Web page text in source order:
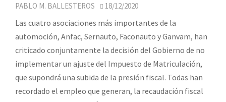
PABLO M. BALLESTEROS 18/12/2020
Las cuatro asociaciones más importantes de la
automoción, Anfac, Sernauto, Faconauto y Ganvam, han
criticado conjuntamente la decisión del Gobierno de no
implementar un ajuste del Impuesto de Matriculación,
que supondrá una subida de la presión fiscal. Todas han
recordado el empleo que generan, la recaudación fiscal